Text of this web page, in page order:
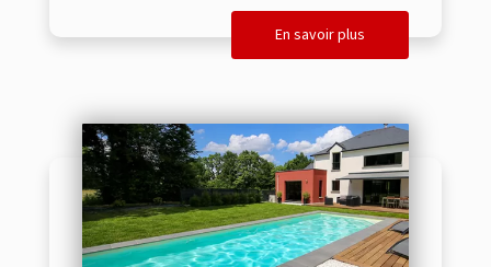
En savoir plus